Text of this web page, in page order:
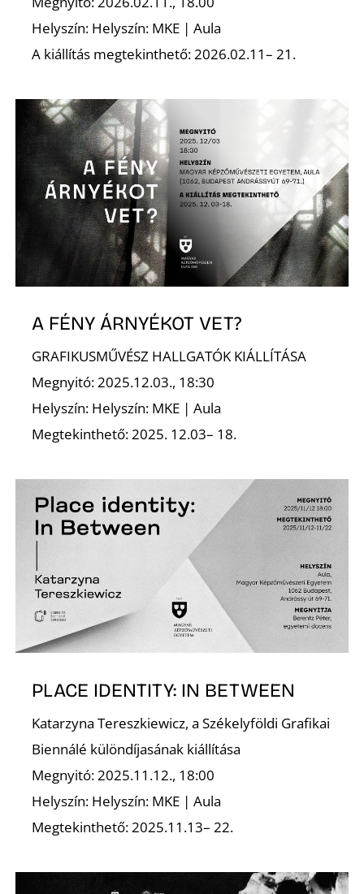
Helyszín: Helyszín: MKE | Aula
A kiállítás megtekinthető: 2026.02.11– 21.
A FÉNY ÁRNYÉKOT VET?
GRAFIKUSMŰVÉSZ HALLGATÓK KIÁLLÍTÁSA
Megnyitó: 2025.12.03., 18:30
Helyszín: Helyszín: MKE | Aula
Megtekinthető: 2025. 12.03– 18.
PLACE IDENTITY: IN BETWEEN
Katarzyna Tereszkiewicz, a Székelyföldi Grafikai
Biennálé különdíjasának kiállítása
Megnyitó: 2025.11.12., 18:00
Helyszín: Helyszín: MKE | Aula
Megtekinthető: 2025.11.13– 22.